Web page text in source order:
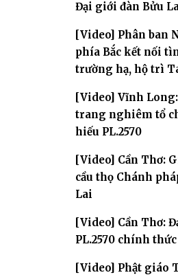
Đại giới đàn Bửu
[Video] Phân ban
phía Bắc kết nối
trường hạ, hộ trì
[Video] Vĩnh
trang nghiêm tổ
hiếu PL.2570
[Video] Cần Thơ:
cầu thọ Chánh
Lai
[Video] Cần Thơ:
PL.2570 chính
[Video] Phật giáo